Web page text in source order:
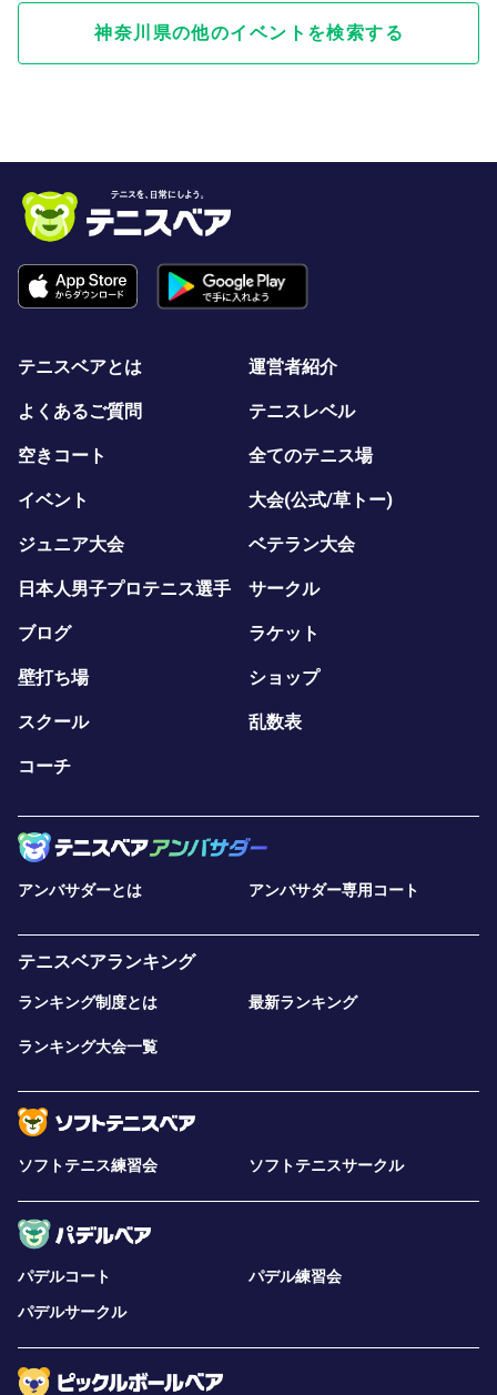
神奈川県の他のイベントを検索する
テニスベアとは 運営者紹介
よくあるご質問 テニスレベル
空きコート 全てのテニス場
イベント 大会(公式/草トー)
ジュニア大会 ベテラン大会
日本人男子プロテニス選手 サークル
ブログ ラケット
壁打ち場 ショップ
スクール 乱数表
コーチ
アンバサダーとは アンバサダー専用コート
テニスベアランキング
ランキング制度とは 最新ランキング
ランキング大会一覧
ソフトテニス練習会 ソフトテニスサークル
パデルコート
パデル練習会
パデルサークル